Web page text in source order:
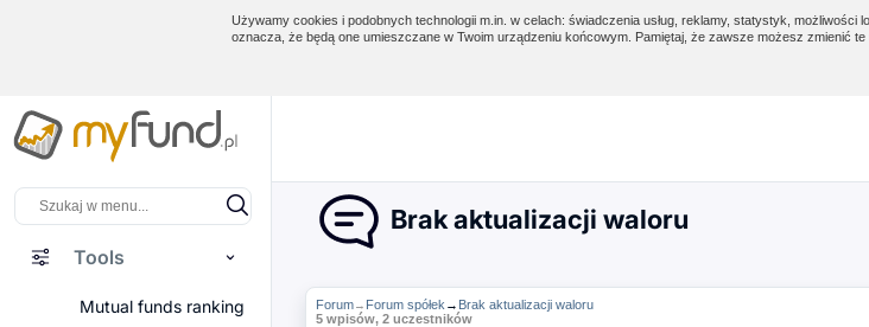
Używamy cookies i podobnych technologii m.in. w celach: świadczenia usług, reklamy, statystyk,
oznacza, że będą one umieszczane w Twoim urządzeniu końcowym. Pamiętaj, że zawsze możesz zmienić
Tools
Mutual funds ranking
Brak aktualizacji waloru
Forum→ Forum spółek → Brak aktualizacji waloru
5 wpisów, 2 uczestników